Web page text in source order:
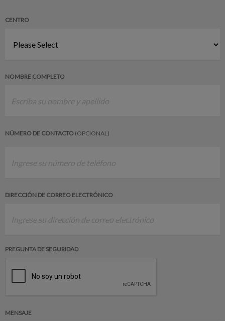
CENTRO
NOMBRE COMPLETO
NÚMERO DE CONTACTO (OPCIONAL)
DIRECCIÓN DE CORREO ELECTRÓNICO
PREGUNTA DE SEGURIDAD
MENSAJE